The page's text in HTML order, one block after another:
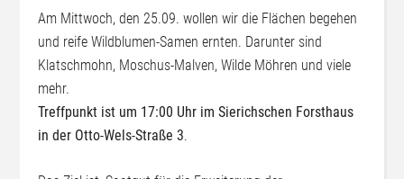
Am Mittwoch, den 25.09. wollen wir die Flächen begehen
und reife Wildblumen-Samen ernten. Darunter sind
Klatschmohn, Moschus-Malven, Wilde Möhren und viele
mehr.
Treffpunkt ist um 17:00 Uhr im Sierichschen Forsthaus
in der Otto-Wels-Straße 3.